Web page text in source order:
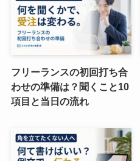
フリーランスの初回打ち合
わせの準備は？聞くこと10
項目と当日の流れ